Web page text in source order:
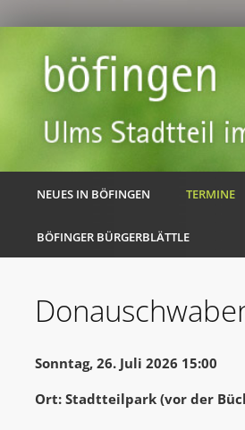
NEUES IN BÖFINGEN TERMINE
BÖFINGER BÜRGERBLÄTTLE
Sonntag, 26. Juli 2026 15:00
Ort: Stadtteilpark (vor der